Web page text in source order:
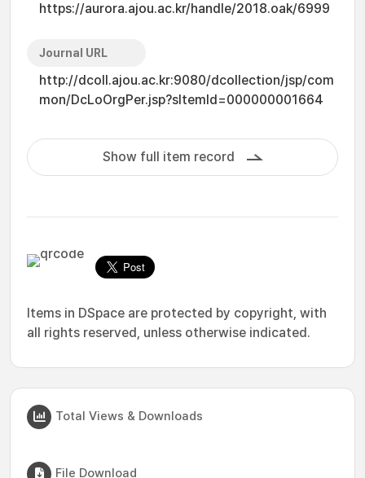
https://aurora.ajou.ac.kr/handle/2018.oak/6999
Journal URL
http://dcoll.ajou.ac.kr:9080/dcollection/jsp/com
mon/DcLoOrgPer.jsp?sItemId=000000001664
Show full item record
Items in DSpace are protected by copyright, with
all rights reserved, unless otherwise indicated.
Total Views & Downloads
File Download